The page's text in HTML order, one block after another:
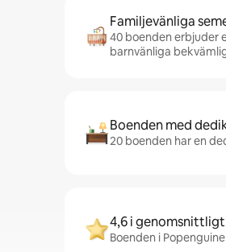
Familjevänliga
40 boenden erbjuder
barnvänliga
Boenden med
20 boenden har en
4,6 i
Boenden i